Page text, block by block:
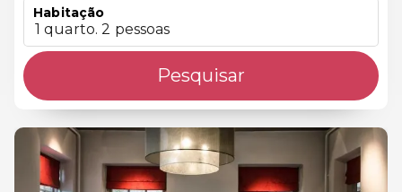
Habitação
1 quarto. 2 pessoas
Pesquisar